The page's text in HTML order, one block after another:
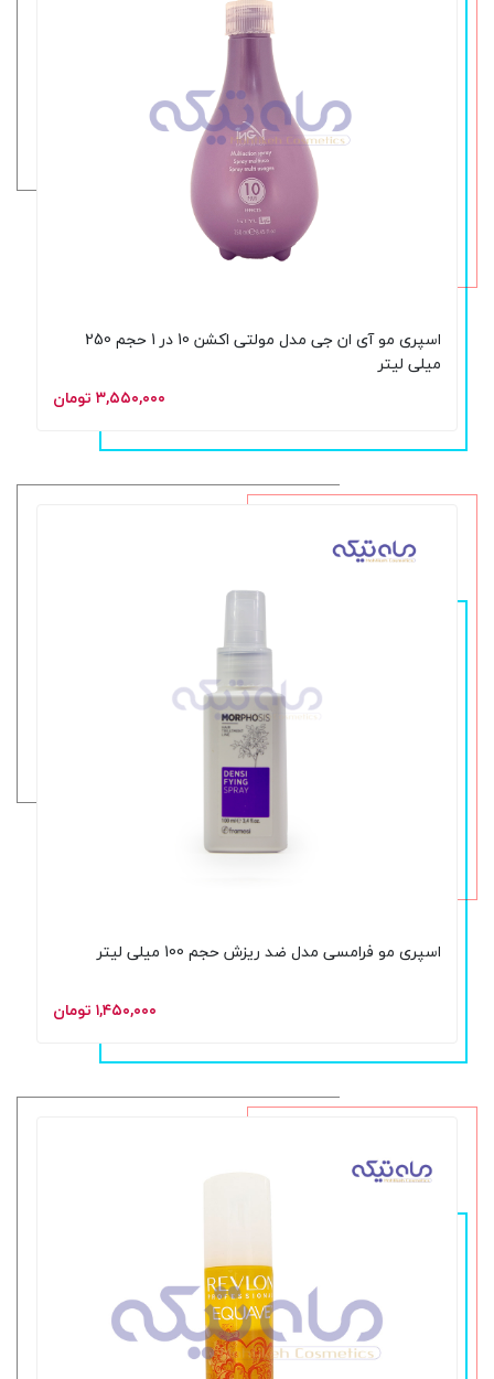
اسپری مو آی ان جی مدل مولتی اکشن 10 در 1 حجم 250
میلی لیتر
۳,۵۵۰,۰۰۰ تومان
اسپری مو فرامسی مدل ضد ریزش حجم 100 میلی لیتر
۱,۴۵۰,۰۰۰ تومان